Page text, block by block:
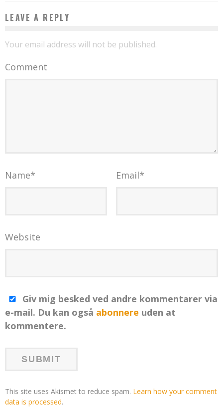
LEAVE A REPLY
Your email address will not be published.
Comment
Name* Email*
Website
Giv mig besked ved andre kommentarer via
e-mail. Du kan også abonnere uden at
kommentere.
This site uses Akismet to reduce spam. Learn how your comment
data is processed.